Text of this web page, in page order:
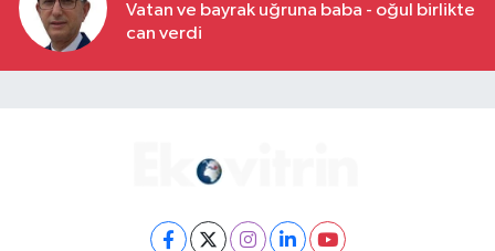
Vatan ve bayrak uğruna baba - oğul birlikte
can verdi